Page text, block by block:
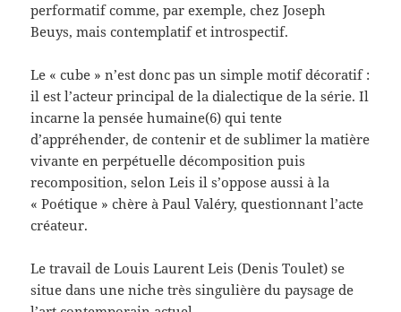
performatif comme, par exemple, chez Joseph
Beuys, mais contemplatif et introspectif.
Le « cube » n’est donc pas un simple motif décoratif :
il est l’acteur principal de la dialectique de la série. Il
incarne la pensée humaine(6) qui tente
d’appréhender, de contenir et de sublimer la matière
vivante en perpétuelle décomposition puis
recomposition, selon Leis il s’oppose aussi à la
« Poétique » chère à Paul Valéry, questionnant l’acte
créateur.
Le travail de Louis Laurent Leis (Denis Toulet) se
situe dans une niche très singulière du paysage de